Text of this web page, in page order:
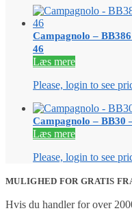
Campagnolo –
46
Læs mere
Please, login to see
Campagnolo – BB30
Læs mere
Please, login to see
MULIGHED FOR GRATIS
Hvis du handler for over